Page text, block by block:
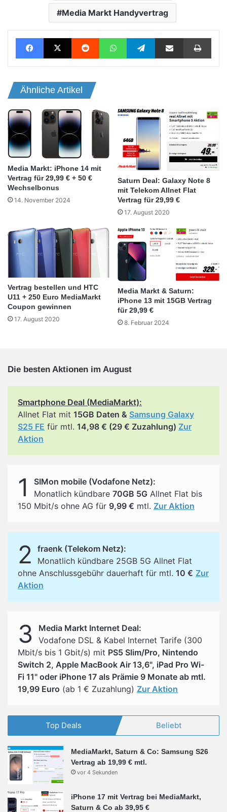
Media Markt Handyvertrag
Facebook X Reddit WhatsApp Telegram Teile per E-Mail
Ähnliche Artikel
Media Markt: iPhone 14 mit
Vertrag für 29,99 € + 50 €
Wechselbonus
14. November 2024
Saturn Deal: Galaxy Note 8
mit Telekom Allnet Flat
Vertrag für 29,99 €
17. August 2020
Vertrag bestellen und HTC
U11 + 250 Euro MediaMarkt
Coupon gewinnen
17. August 2020
Media Markt & Saturn:
iPhone 13 mit 15GB Vertrag
für 29,99 €
8. Februar 2024
Die besten Aktionen im August
Smartphone Deal (MediaMarkt):
Allnet Flat mit 15GB Daten & Samsung Galaxy
S25 FE für mtl. 14,98 € (29 € Zuzahlung) Zur
Aktion
1
SIMon mobile (Vodafone Netz):
Monatlich kündbare 70GB 5G Allnet Flat bis
150 Mbit/s ohne AG für 9,99 € mtl. Zur Aktion
2
fraenk (Telekom Netz):
Monatlich kündbare 25GB 5G Allnet Flat
ohne Anschlussgebühr dauerhaft für mtl. 10 € Zur
Aktion
3
Media Markt Internet Deal:
Vodafone DSL & Kabel Internet Tarife (300
Mbit/s bis 1 Gbit/s) mit PS5 Slim/Pro, Nintendo
Switch 2, Apple MacBook Air 13,6", iPad Pro Wi-
Fi 11" oder iPhone 17 als Prämie 9 Monate ab mtl.
19,99 Euro (ab 1 € Zuzahlung) Zur Aktion
Top Deals Beliebt
MediaMarkt, Saturn & Co: Samsung S26
Vertrag ab 19,99 € mtl.
vor 4 Sekunden
iPhone 17 mit Vertrag bei MediaMarkt,
Saturn & Co ab 39,95 €